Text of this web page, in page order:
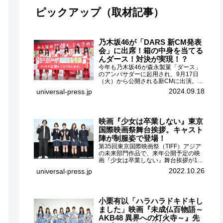
ピックアップ（取材記事）
乃木坂46が「DARS 新CM発表
会」に出席！箱の中身を当てる
んダース！対決が実現！？
今年も乃木坂46が森永製菓「ダース」
のアンバサダーに起用され、9月17日
（火）から公開される新CMに出演。
CMに出演するメンバーの中から岩本蓮
加、梅澤美波、遠藤さくら、賀喜遥
universal-press.jp 2024.09.18
映画『少女は卒業しない』東京
国際映画祭舞台挨拶。キャスト
陣が制服姿で登場！
第35回東京国際映画祭（TIFF）アジア
の未来部門作品で、来年公開予定の映
画『少女は卒業しない』舞台挨拶が10
月26日（水）丸の内ピカデリーで開催
され、出演者の河合優実、小野莉奈、
universal-press.jp 2022.10.26
小栗有以「ハラハラドキドキし
ました」映画『未成仏百物語～
AKB48 異界への灯火寺～』先